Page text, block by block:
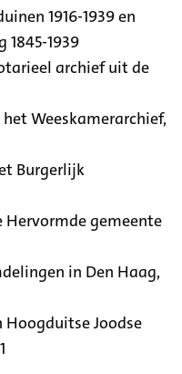
1916-1939 en
1845-1939
archief uit de
Weeskamerarchief,
Burgerlijk
gemeente
in Den Haag,
Joodse